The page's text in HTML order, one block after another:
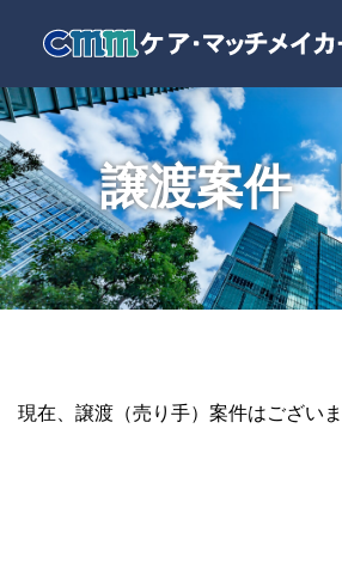
譲渡案件
現在、譲渡（売り手）案件はございま